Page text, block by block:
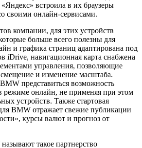
встроила в их браузеры
своими онлайн-сервисами.
компании, для этих устройств
больше всего полезны для
и графика страниц адаптирована под
iDrive, навигационная карта снабжена
управления, позволяющие
и изменение масштаба.
представиться возможность
режиме онлайн, не применяя при этом
устройств. Также стартовая
BMW отражает свежие публикации
курсы валют и прогноз от
такое партнерство